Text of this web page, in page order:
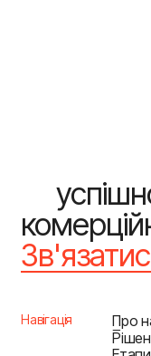
Навігація
Про
Про